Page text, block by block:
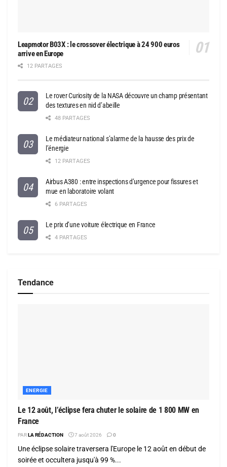
Leapmotor B03X : le crossover électrique à 24 900 euros
arrive en Europe
12 PARTAGES
Le rover Curiosity de la NASA découvre un champ présentant
des textures en nid d’abeille
48 PARTAGES
Le médiateur national s’alarme de la hausse des prix de
l’énergie
12 PARTAGES
Airbus A380 : entre inspections d’urgence pour fissures et
mue en laboratoire volant
6 PARTAGES
Le prix d’une voiture électrique en France
4 PARTAGES
Tendance
ENERGIE
Le 12 août, l’éclipse fera chuter le solaire de 1 800 MW en
France
PARLA RÉDACTION 7 août 2026 0
Une éclipse solaire traversera l'Europe le 12 août en début de
soirée et occultera jusqu'à 99 %...